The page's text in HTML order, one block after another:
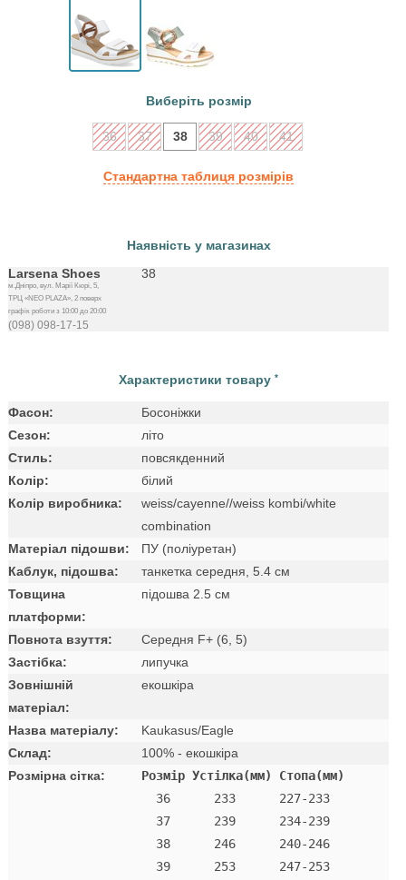
Виберіть розмір
36 37 38 39 40 41
Стандартна таблиця розмірів
Наявність у магазинах
Larsena Shoes
м.Дніпро, вул. Марії Кюрі, 5,
ТРЦ «NEO PLAZA», 2 поверх
графік роботи з 10:00 до 20:00
(098) 098-17-15
38
Характеристики товару *
Фасон:
Босоніжки
Сезон:
літо
Стиль:
повсякденний
Колір:
білий
Колір виробника:
weiss/cayenne//weiss kombi/white
combination
Матеріал підошви:
ПУ (поліуретан)
Каблук, підошва:
танкетка середня, 5.4 см
Товщина
платформи:
підошва 2.5 см
Повнота взуття:
Середня F+ (6, 5)
Застібка:
липучка
Зовнішній
матеріал:
екошкіра
Назва матеріалу:
Kaukasus/Eagle
Склад:
100% - екошкіра
Розмірна сітка:
Розмір Устілка(мм) Стопа(мм)
  36      233      227-233
  37      239      234-239
  38      246      240-246
  39      253      247-253